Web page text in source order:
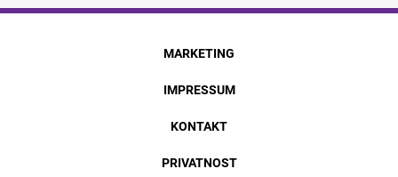
MARKETING
IMPRESSUM
KONTAKT
PRIVATNOST